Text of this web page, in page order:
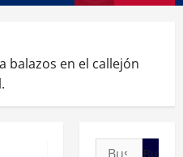
balazos en el callejón
Buscar: